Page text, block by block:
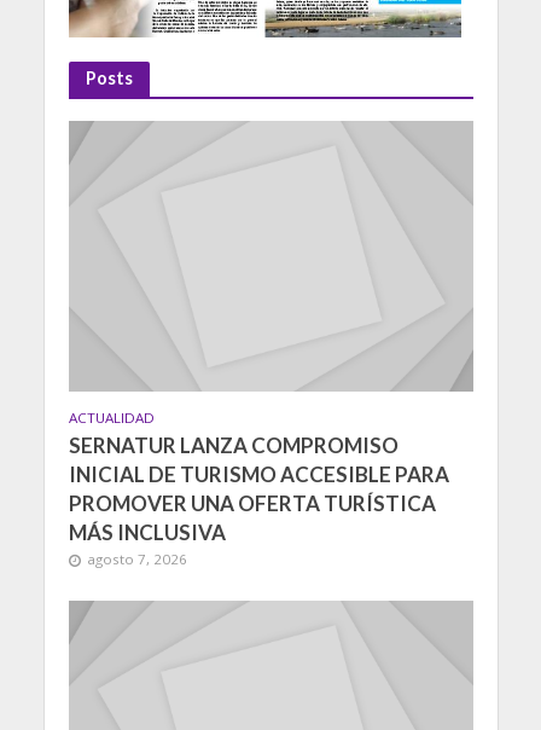
Posts
ACTUALIDAD
SERNATUR LANZA COMPROMISO
INICIAL DE TURISMO ACCESIBLE PARA
PROMOVER UNA OFERTA TURÍSTICA
MÁS INCLUSIVA
agosto 7, 2026